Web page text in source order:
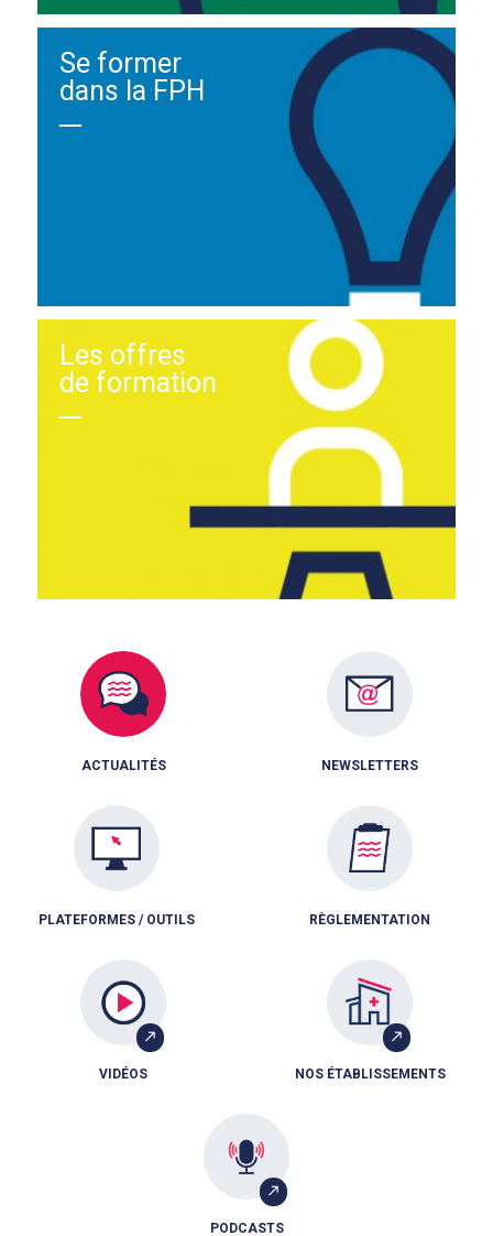
Se former
dans la FPH
Les offres
de formation
ACTUALITÉS NEWSLETTERS
PLATEFORMES / OUTILS RÈGLEMENTATION
VIDÉOS NOS ÉTABLISSEMENTS
PODCASTS